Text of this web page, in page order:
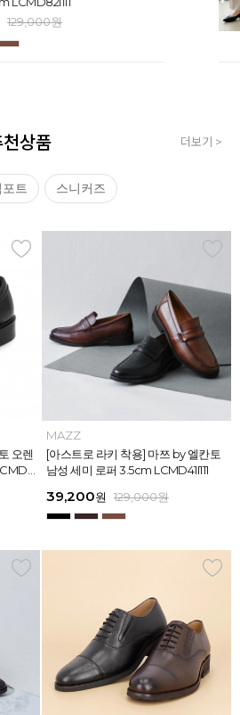
129,000원
상품 더보기 >
포트 스니커즈
커즈
INTENSE
[아스트로 엠제이 착용] 인텐스 by 엘
칸토 남성 클래식 스니커즈 3cm LC
45,900원 129,000원
오렌
MAZZ
[아스트로 라키 착용] 마쯔 by 엘칸토
남성 세미 로퍼 3.5cm LCMD41I111
39,200원 129,000원
칸토
MAZZ
[안보현 착용] 마쯔 by 엘칸토 남성 캐
쥬얼 플렉시블 로퍼 2cm LCMC93M
38,250원 159,000원
트화
MAZZ
마쯔 by 엘칸토 남성 캐주얼 더비 슈
즈 2.4cm LCMC21M326
38,250원 129,000원
커즈
INTENSE
[아스트로 엠제이 착용] 인텐스 by 엘
칸토 남성 클래식 스니커즈 3cm LC
45,900원 129,000원
오렌
MAZZ
[아스트로 라키 착용] 마쯔 by 엘칸토
남성 세미 로퍼 3.5cm LCMD41I111
39,200원 129,000원